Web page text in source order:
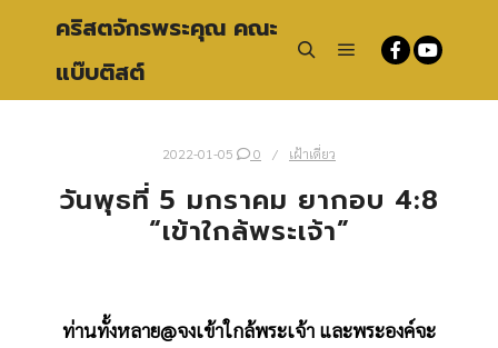
คริสตจักรพระคุณ คณะ
แบ๊บติสต์
2022-01-05 0 เฝ้าเดี่ยว
วันพุธที่ 5 มกราคม ยากอบ 4:8
“เข้าใกล้พระเจ้า”
ท่านทั้งหลาย@จงเข้าใกล้พระเจ้า และพระองค์จะ